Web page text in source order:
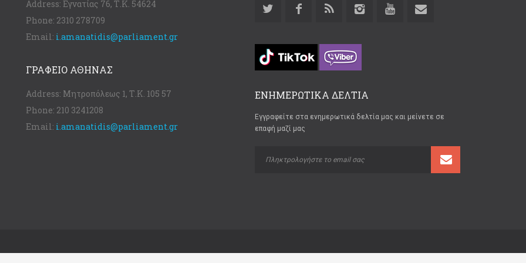
Address: Εγνατίας 76, Τ.Κ. 54624
Phone: 2310 278709
Email: i.amanatidis@parliament.gr
ΓΡΑΦΕΊΟ ΑΘΉΝΑΣ
Address: Μητροπόλεως 1, Τ.Κ. 105 57
Phone: 210 3241208
Email: i.amanatidis@parliament.gr
ΕΝΗΜΕΡΩΤΙΚΑ ΔΕΛΤΙΑ
Εγγραφείτε στα ενημερωτικά δελτία μας και μείνετε σε
επαφή μαζί μας